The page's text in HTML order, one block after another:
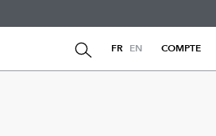
FR EN COMPTE